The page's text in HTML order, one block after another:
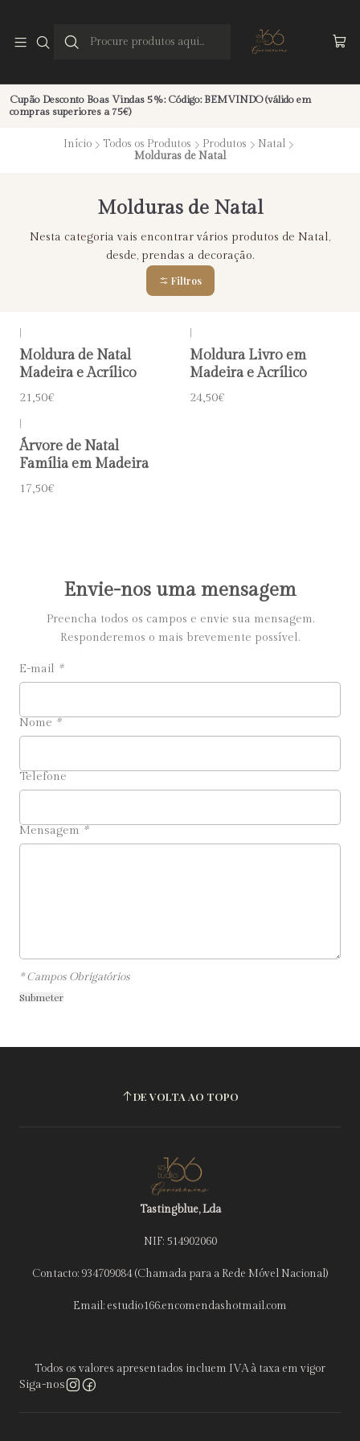
Cupão Desconto Boas Vindas 5%: Código: BEMVINDO (válido em
compras superiores a 75€)
Início Todos os Produtos Produtos
Natal
Molduras de Natal
Molduras de Natal
Nesta categoria vais encontrar vários produtos de Natal,
desde, prendas a decoração.
Filtros
|
Moldura de Natal
Madeira e Acrílico
21,50€
|
Moldura Livro em
Madeira e Acrílico
24,50€
Árvore de Natal
Família em Madeira
17,50€
Envie-nos uma mensagem
Preencha todos os campos e envie sua mensagem.
Responderemos o mais brevemente possível.
E-mail *
Nome *
Telefone
Mensagem *
* Campos Obrigatórios
DE VOLTA AO TOPO
Tastingblue, Lda
NIF: 514902060
Contacto: 934709084 (Chamada para a Rede Móvel Nacional)
Email: estudio166.encomendashotmail.com
Todos os valores apresentados incluem IVA à taxa em vigor
Siga-nos